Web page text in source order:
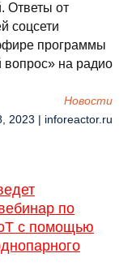
Ответы от
соцсети
программы
вопрос» на радио
Новости
2023 | inforeactor.ru
по
с помощью